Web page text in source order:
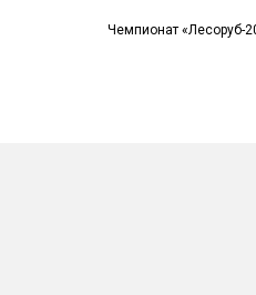
Чемпионат «Лесоруб-